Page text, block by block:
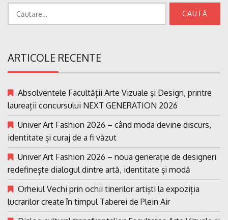
ARTICOLE RECENTE
Absolventele Facultății Arte Vizuale și Design, printre
laureații concursului NEXT GENERATION 2026
Univer Art Fashion 2026 – când moda devine discurs,
identitate și curaj de a fi văzut
Univer Art Fashion 2026 – noua generație de designeri
redefinește dialogul dintre artă, identitate și modă
Orheiul Vechi prin ochii tinerilor artiști la expoziția
lucrarilor create în timpul Taberei de Plein Air